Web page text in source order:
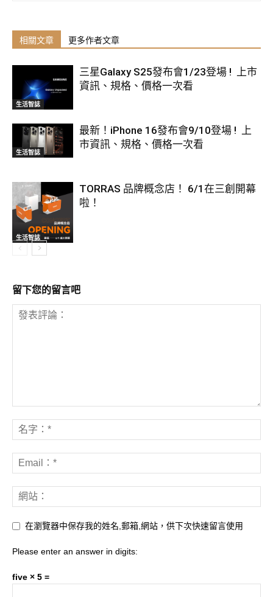
相關文章 更多作者文章
生活智誌
三星Galaxy S25發布會1/23登場 ! 上市
資訊、規格、價格一次看
生活智誌
最新！iPhone 16發布會9/10登場 ! 上
市資訊、規格、價格一次看
生活智誌
TORRAS 品牌概念店！ 6/1在三創開幕
啦！
留下您的留言吧
在瀏覽器中保存我的姓名,郵箱,網站，供下次快速留言使用
Please enter an answer in digits:
five × 5 =